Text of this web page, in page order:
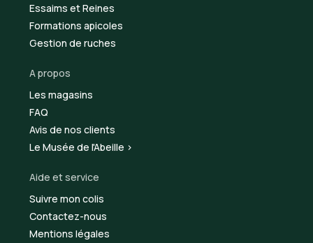
Essaims et Reines
Formations apicoles
Gestion de ruches
A propos
Les magasins
FAQ
Avis de nos clients
Le Musée de l'Abeille >
Aide et service
Suivre mon colis
Contactez-nous
Mentions légales